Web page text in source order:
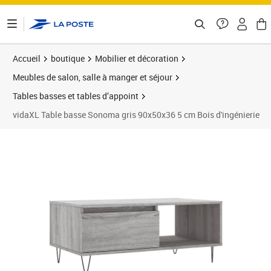
Accueil boutique
Mobilier et décoration
Meubles de salon, salle à manger et séjour
Tables basses et tables d’appoint
vidaXL Table basse Sonoma gris 90x50x36 5 cm Bois d'ingénierie